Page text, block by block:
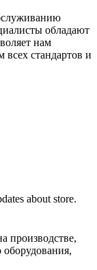
обладают
нам
всех стандартов и
about store.
производстве,